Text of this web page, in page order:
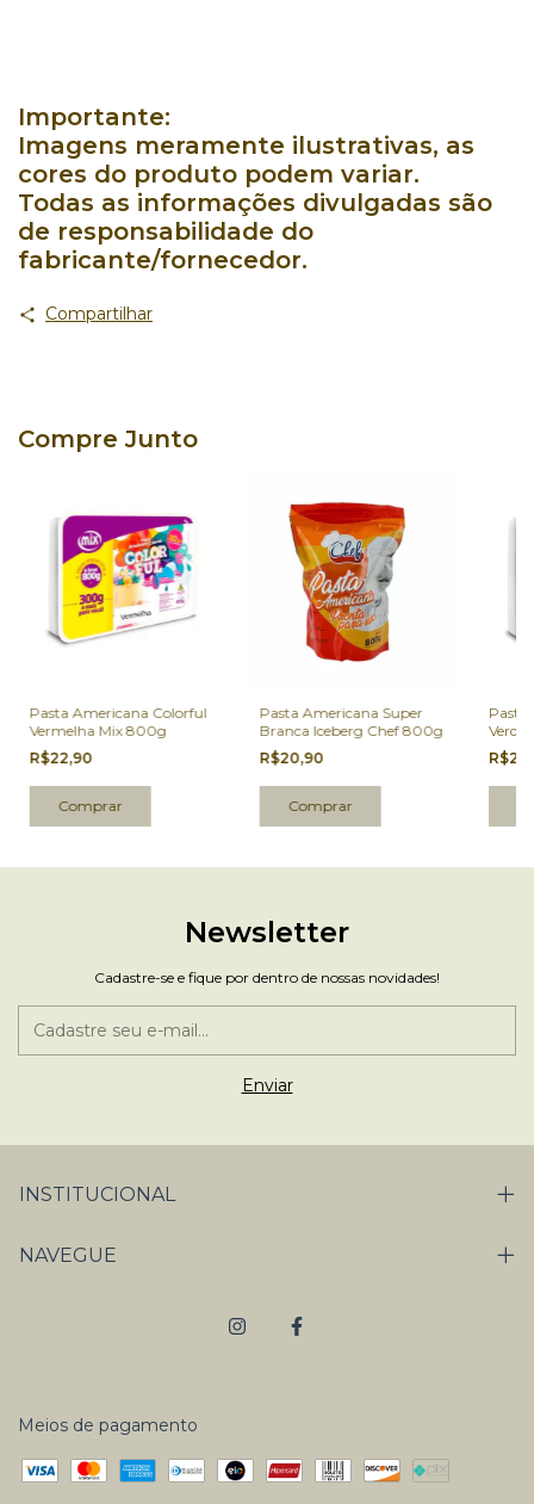
Importante:
Imagens meramente ilustrativas, as
cores do produto podem variar.
Todas as informações divulgadas são
de responsabilidade do
fabricante/fornecedor.
Compartilhar
Compre Junto
Pasta Americana Colorful
Vermelha Mix 800g
R$22,90
Pasta Americana Super
Branca Iceberg Chef 800g
R$20,90
Pasta
Verde
Newsletter
Cadastre-se e fique por dentro de nossas novidades!
INSTITUCIONAL
NAVEGUE
Meios de pagamento